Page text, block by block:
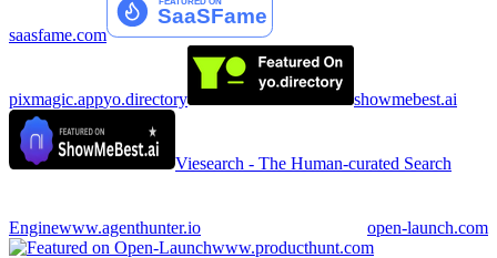
saasfame.com
pixmagic.appyo.directory showmebest.ai
Viesearch - The Human-curated Search
Enginewww.agenthunter.io
open-launch.com
www.producthunt.com